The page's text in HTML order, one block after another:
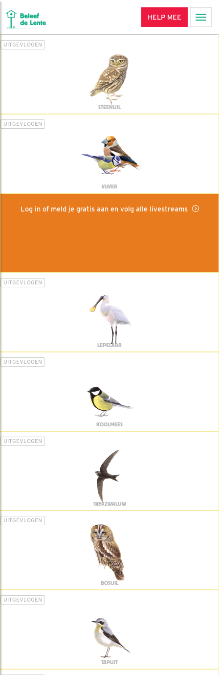
HELP MEE
UITGEVLOGEN
STEENUIL
UITGEVLOGEN
VIJVER
Log in of meld je gratis aan en volg alle livestreams
UITGEVLOGEN
LEPELAAR
UITGEVLOGEN
KOOLMEES
UITGEVLOGEN
GIERZWALUW
UITGEVLOGEN
BOSUIL
UITGEVLOGEN
TAPUIT